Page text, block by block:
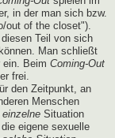
in der man sich bzw.
out of the closet").
Teil von sich
Man schließt
ein. Beim Coming-Out
frei.
den Zeitpunkt, an
Menschen
einzelne Situation
eigene sexuelle